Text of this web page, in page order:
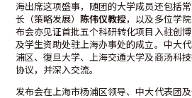
海出席这项盛事，随团的大学成员还包括
长（策略发展）
陈伟仪教授，以及多位学
布会亦见证首批五个科研转化项目入驻创
及学生资助处驻上海办事处的成立。中大
浦区、復旦大学、上海交通大学及商汤科
协议，并深入交流。
发布会在上海市杨浦区领导、中大代表团